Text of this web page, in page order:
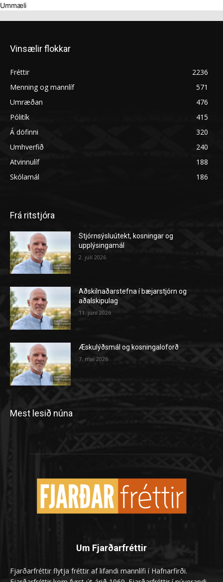
Ummæli
Vinsælir flokkar
Fréttir
2236
Menning og mannlíf
571
Umræðan
476
Pólitík
415
Á döfinni
320
Umhverfið
240
Atvinnulíf
188
Skólamál
186
Frá ritstjóra
Stjórnsýsluútekt, kosningar og
upplýsingamál
2. júlí 2026
Aðskilnaðarstefna í bæjarstjórn og
aðalskipulag
11. júní 2026
Æskulýðsmál og kosningaloforð
7. maí 2026
Mest lesið núna
Um Fjarðarfréttir
Fjarðarfréttir flytja fréttir af lifandi mannlífi í Hafnarfirði.